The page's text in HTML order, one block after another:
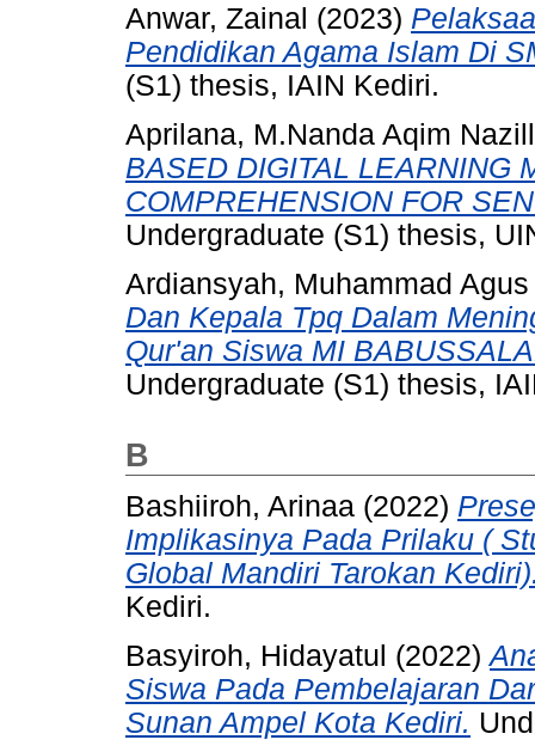
Anwar, Zainal (2023)
Pendidikan Agama Islam Di
(S1) thesis, IAIN Kediri.
Aprilana, M.Nanda Aqim
BASED DIGITAL LEARNING
COMPREHENSION FOR
Undergraduate (S1) thesis,
Ardiansyah, Muhammad Agus
Dan Kepala Tpq Dalam
Qur'an Siswa MI
Undergraduate (S1) thesis,
B
Bashiiroh, Arinaa (2022)
Implikasinya Pada Prilaku (
Global Mandiri Tarokan
Kediri.
Basyiroh, Hidayatul (2022)
Siswa Pada Pembelajaran
Sunan Ampel Kota Kediri.